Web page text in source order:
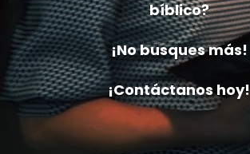
bíblico?
¡No busques más!
¡Contáctanos hoy!